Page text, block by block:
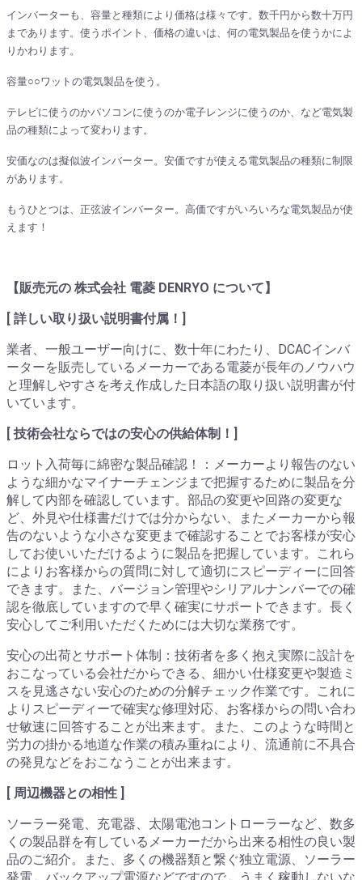
インバーターも、容量と種類により価格は様々です。数千円から数十万円
まであります。使うポイント、価格の違いは、何の電気製品を使うかによ
りかわります。
容量○○ワットの電気製品を使う。
テレビに使うのかパソコンに使うのか電子レンジに使うのか、など電気製
品の種類によって変わります。
安価なのは擬似波インバーター。安価ですが使える電気製品の種類に制限
があります。
もうひとつは、正弦波インバーター。高価ですがいろいろな電気製品が使
えます！
【販売元の 株式会社 電菱 DENRYO について】
[ 詳しい取り扱い説明書付属！]
業者、一般ユーザー向けに、数十年にわたり、DCACインバ
ーターを販売しているメーカーである電菱が長年のノウハウ
と理解しやすさを考え作成した日本語の取り扱い説明書が付
いています。
[ 技術会社ならではの安心の供給体制！]
ロット入荷毎に綿密な製品確認！：メーカーより報告のない
ような細かなマイナーチェンジまで把握するために製品を分
解して内部を確認しています。部品の変更や回路の変更な
ど、外見や仕様書だけでは分からない、またメーカーから報
告のないような小さな変更まで確認することでお客様が安心
してお使いいただけるように製品を把握しています。これら
によりお客様からの質問に対して適切にスピーディーに回答
できます。また、バージョン管理やシリアルナンバーでの確
認を徹底していますので早く確実にサポートできます。長く
安心してご利用いただくためには大切な業務です。
安心の出荷とサポート体制：技術者を多く抱え実際に設計を
おこなっている会社だからできる、細かい仕様変更や製造ミ
スを見逃さない安心のための分解チェック作業です。これに
よりスピーディーで確実な修理対応、お客様からの問い合わ
せ敏速に回答することが出来ます。また、このような時間と
労力の掛かる地道な作業の積み重ねにより、流通前に不具合
の発見などをおこなうことが出来ます。
[ 周辺機器との相性 ]
ソーラー発電、充電器、太陽電池コントローラーなど、数多
くの製品群を有しているメーカーだから出来る相性の良い製
品のご紹介。また、多くの機器類と繋ぐ独立電源、ソーラー